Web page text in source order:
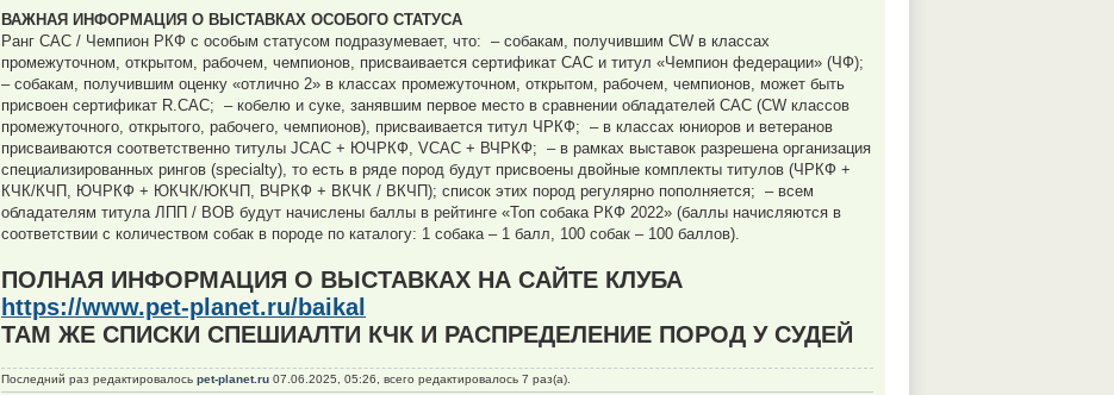
ВАЖНАЯ ИНФОРМАЦИЯ О ВЫСТАВКАХ ОСОБОГО СТАТУСА
Ранг CAC / Чемпион РКФ с особым статусом подразумевает, что: – собакам, получившим CW в классах
промежуточном, открытом, рабочем, чемпионов, присваивается сертификат САС и титул «Чемпион федерации» (ЧФ);
– собакам, получившим оценку «отлично 2» в классах промежуточном, открытом, рабочем, чемпионов, может быть
присвоен сертификат R.CAC; – кобелю и суке, занявшим первое место в сравнении обладателей CAC (CW классов
промежуточного, открытого, рабочего, чемпионов), присваивается титул ЧРКФ; – в классах юниоров и ветеранов
присваиваются соответственно титулы JCAC + ЮЧРКФ, VCAC + ВЧРКФ; – в рамках выставок разрешена организация
специализированных рингов (specialty), то есть в ряде пород будут присвоены двойные комплекты титулов (ЧРКФ +
КЧК/КЧП, ЮЧРКФ + ЮКЧК/ЮКЧП, ВЧРКФ + ВКЧК / ВКЧП); список этих пород регулярно пополняется; – всем
обладателям титула ЛПП / BOB будут начислены баллы в рейтинге «Топ собака РКФ 2022» (баллы начисляются в
соответствии с количеством собак в породе по каталогу: 1 собака – 1 балл, 100 собак – 100 баллов).
ПОЛНАЯ ИНФОРМАЦИЯ О ВЫСТАВКАХ НА САЙТЕ КЛУБА
https://www.pet-planet.ru/baikal
ТАМ ЖЕ СПИСКИ СПЕШИАЛТИ КЧК И РАСПРЕДЕЛЕНИЕ ПОРОД У СУДЕЙ
Последний раз редактировалось pet-planet.ru 07.06.2025, 05:26, всего редактировалось 7 раз(а).